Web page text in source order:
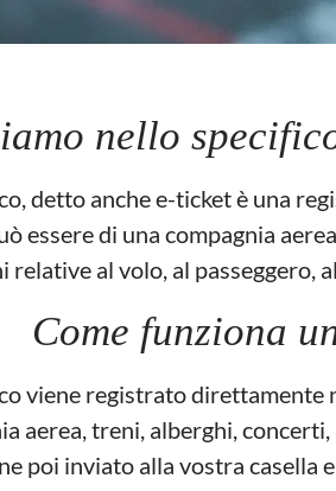
nello
detto anche e-ticket è una
essere di una compagnia
al ​​volo, al passeggero,
Come funziona
viene registrato direttamente
aerea, treni, alberghi,
poi inviato alla vostra casella